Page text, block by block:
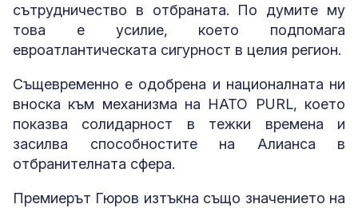
сътрудничество в отбраната. По думите му
това е усилие, което подпомага
евроатлантическата сигурност в целия регион.
Същевременно е одобрена и националната ни
вноска към механизма на НАТО PURL, което
показва солидарност в тежки времена и
засилва способностите на Алианса в
отбранителната сфера.
Премиерът Гюров изтъкна също значението на